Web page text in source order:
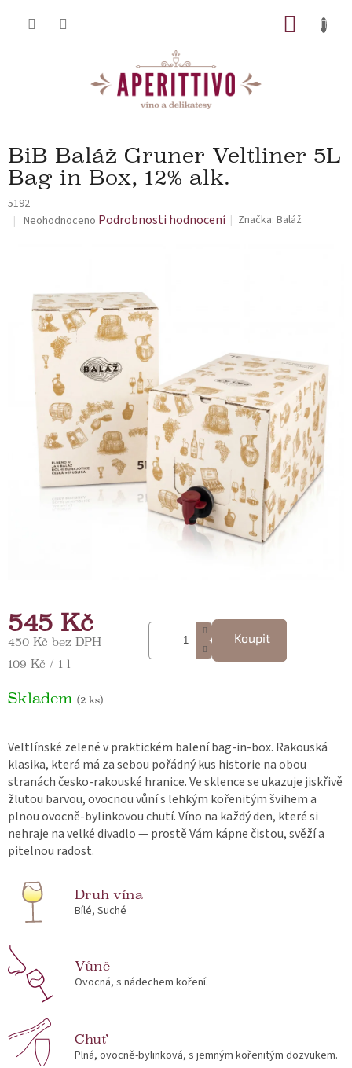
BiB Baláž Gruner Veltliner 5L
Bag in Box, 12% alk.
5192
Průměrné hodnocení produktu je 0,0 z 5 hvězdiček.
Neohodnoceno Podrobnosti hodnocení Značka:Baláž
545 Kč
450 Kč bez DPH
Měrná cena:
109 Kč / 1 l
Koupit
Skladem (2 ks)
Veltlínské zelené v praktickém balení bag-in-box. Rakouská
klasika, která má za sebou pořádný kus historie na obou
stranách česko-rakouské hranice. Ve sklence se ukazuje jiskřivě
žlutou barvou, ovocnou vůní s lehkým kořenitým švihem a
plnou ovocně-bylinkovou chutí. Víno na každý den, které si
nehraje na velké divadlo — prostě Vám kápne čistou, svěží a
pitelnou radost.
Druh vína
Bílé, Suché
Vůně
Ovocná, s nádechem koření.
Chuť
Plná, ovocně-bylinková, s jemným kořenitým dozvukem.